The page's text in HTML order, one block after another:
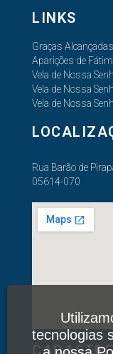
LINKS
Graças Alcançadas
Aparições de
Vela de Nossa
Vela de Nossa
Vela de Nossa
Rua Barão de
05614-070
tecnologias